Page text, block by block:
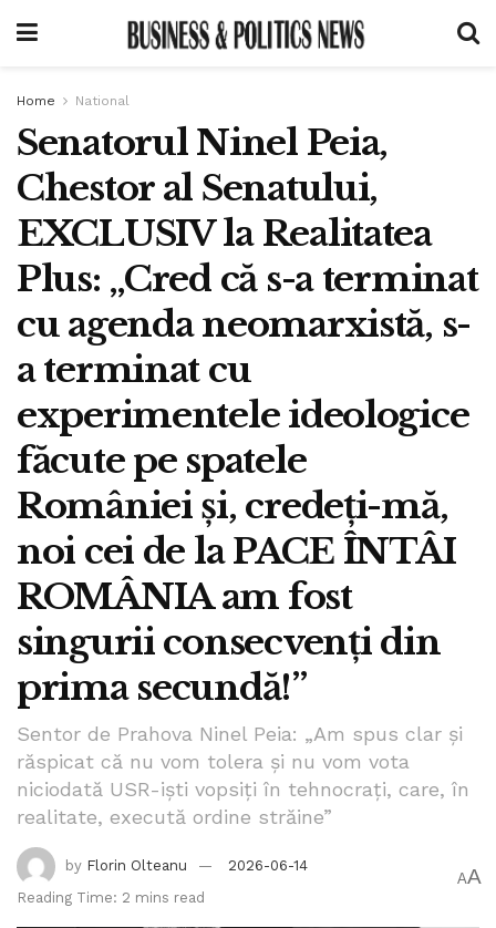
Home National
Senatorul Ninel Peia,
Chestor al Senatului,
EXCLUSIV la Realitatea
Plus: „Cred că s-a terminat
cu agenda neomarxistă, s-
a terminat cu
experimentele ideologice
făcute pe spatele
României și, credeți-mă,
noi cei de la PACE ÎNTÂI
ROMÂNIA am fost
singurii consecvenți din
prima secundă!”
Sentor de Prahova Ninel Peia: „Am spus clar și
răspicat că nu vom tolera și nu vom vota
niciodată USR-iști vopsiți în tehnocrați, care, în
realitate, execută ordine străine”
by Florin Olteanu
2026-06-14
Reading Time: 2 mins read
AA